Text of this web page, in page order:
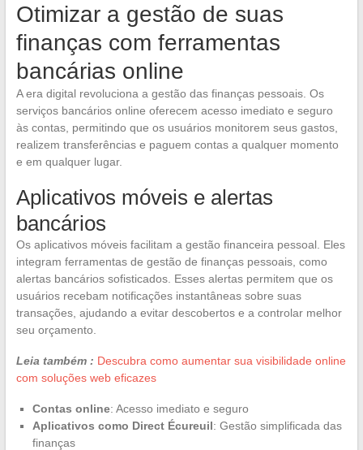
Otimizar a gestão de suas
finanças com ferramentas
bancárias online
A era digital revoluciona a gestão das finanças pessoais. Os
serviços bancários online oferecem acesso imediato e seguro
às contas, permitindo que os usuários monitorem seus gastos,
realizem transferências e paguem contas a qualquer momento
e em qualquer lugar.
Aplicativos móveis e alertas
bancários
Os aplicativos móveis facilitam a gestão financeira pessoal. Eles
integram ferramentas de gestão de finanças pessoais, como
alertas bancários sofisticados. Esses alertas permitem que os
usuários recebam notificações instantâneas sobre suas
transações, ajudando a evitar descobertos e a controlar melhor
seu orçamento.
Leia também : Descubra como aumentar sua visibilidade online
com soluções web eficazes
Contas online: Acesso imediato e seguro
Aplicativos como Direct Écureuil: Gestão simplificada das
finanças